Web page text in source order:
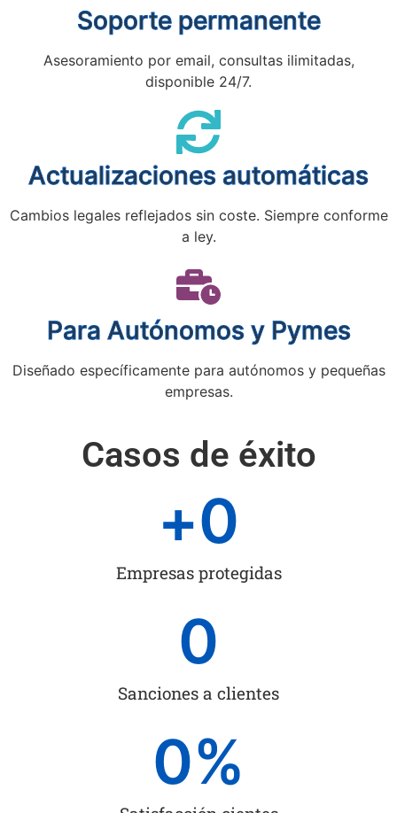
Soporte permanente
Asesoramiento por email, consultas ilimitadas,
disponible 24/7.
Actualizaciones automáticas
Cambios legales reflejados sin coste. Siempre conforme
a ley.
Para Autónomos y Pymes
Diseñado específicamente para autónomos y pequeñas
empresas.
Casos de éxito
Empresas protegidas
+0
Sanciones a clientes
0
0%